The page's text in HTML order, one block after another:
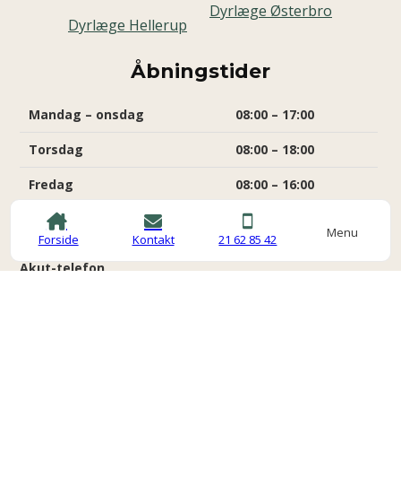
Forside Kontakt 21 62 85 42 Menu
Åbningstider
Mandag – onsdag 08:00 – 17:00
Torsdag 08:00 – 18:00
Fredag 08:00 – 16:00
Lørdag – søndag Lukket
Akut-telefon
Dyrlæge Hellerup
Dyrlæge Østerbro